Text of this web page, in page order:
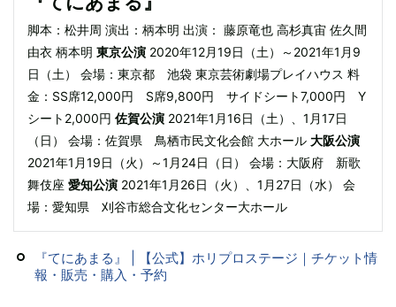
脚本：松井周 演出：柄本明 出演： 藤原竜也 高杉真宙 佐久間
由衣 柄本明 東京公演 2020年12月19日（土）～2021年1月9
日（土） 会場：東京都 池袋 東京芸術劇場プレイハウス 料
金：SS席12,000円 S席9,800円 サイドシート7,000円 Y
シート2,000円 佐賀公演 2021年1月16日（土）、1月17日
（日） 会場：佐賀県 鳥栖市民文化会館 大ホール 大阪公演
2021年1月19日（火）～1月24日（日） 会場：大阪府 新歌
舞伎座 愛知公演 2021年1月26日（火）、1月27日（水） 会
場：愛知県 刈谷市総合文化センター大ホール
『てにあまる』 | 【公式】ホリプロステージ｜チケット情
報・販売・購入・予約